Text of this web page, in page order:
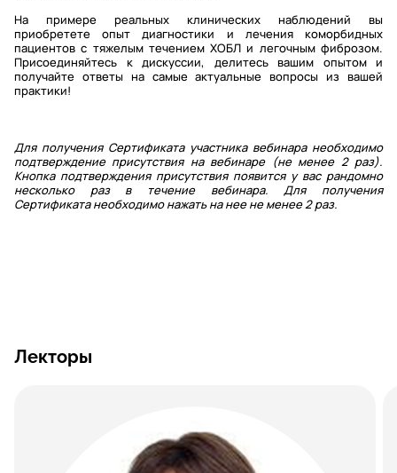
На примере реальных клинических наблюдений вы
приобретете опыт диагностики и лечения коморбидных
пациентов с тяжелым течением ХОБЛ и легочным фиброзом.
Присоединяйтесь к дискуссии, делитесь вашим опытом и
получайте ответы на самые актуальные вопросы из вашей
практики!
Для получения Сертификата участника вебинара необходимо
подтверждение присутствия на вебинаре (не менее 2 раз).
Кнопка подтверждения присутствия появится у вас рандомно
несколько раз в течение вебинара. Для получения
Сертификата необходимо нажать на нее не менее 2 раз.
Лекторы